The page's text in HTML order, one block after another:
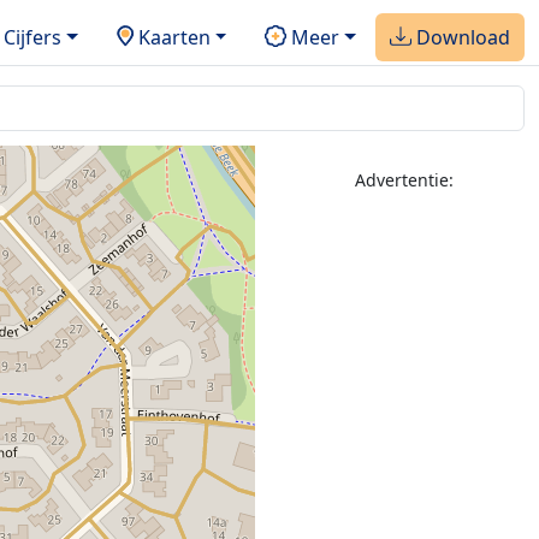
Cijfers Kaarten Meer Download
Advertentie: